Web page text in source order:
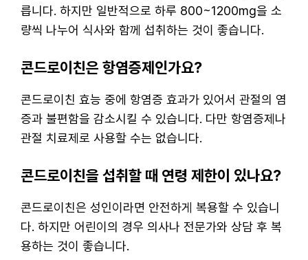
릅니다. 하지만 일반적으로 하루 800~1200mg을 소
량씩 나누어 식사와 함께 섭취하는 것이 좋습니다.
콘드로이친은 항염증제인가요?
콘드로이친 효능 중에 항염증 효과가 있어서 관절의 염
증과 불편함을 감소시킬 수 있습니다. 다만 항염증제나
관절 치료제로 사용할 수는 없습니다.
콘드로이친을 섭취할 때 연령 제한이 있나요?
콘드로이친은 성인이라면 안전하게 복용할 수 있습니
다. 하지만 어린이의 경우 의사나 전문가와 상담 후 복
용하는 것이 좋습니다.